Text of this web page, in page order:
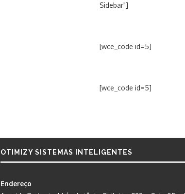
Sidebar"]
[wce_code id=5]
[wce_code id=5]
OTIMIZY SISTEMAS INTELIGENTES
Endereço